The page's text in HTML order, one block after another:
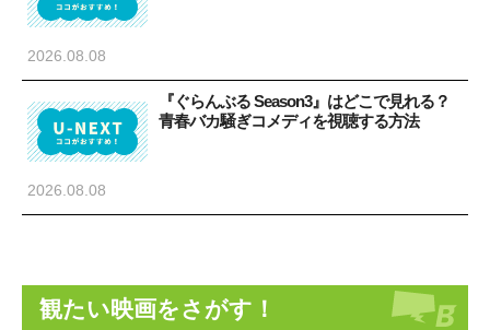
2026.08.08
『ぐらんぶる Season3』はどこで見れる？
青春バカ騒ぎコメディを視聴する方法
2026.08.08
観たい映画をさがす！